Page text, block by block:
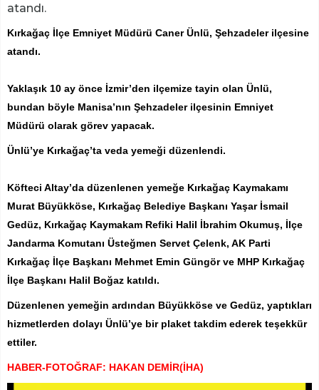
atandı.
Kırkağaç İlçe Emniyet Müdürü Caner Ünlü, Şehzadeler ilçesine
atandı.
Yaklaşık 10 ay önce İzmir’den ilçemize tayin olan Ünlü,
bundan böyle Manisa’nın Şehzadeler ilçesinin Emniyet
Müdürü olarak görev yapacak.
Ünlü’ye Kırkağaç’ta veda yemeği düzenlendi.
Köfteci Altay’da düzenlenen yemeğe Kırkağaç Kaymakamı
Murat Büyükköse, Kırkağaç Belediye Başkanı Yaşar İsmail
Gedüz, Kırkağaç Kaymakam Refiki Halil İbrahim Okumuş, İlçe
Jandarma Komutanı Üsteğmen Servet Çelenk, AK Parti
Kırkağaç İlçe Başkanı Mehmet Emin Güngör ve MHP Kırkağaç
İlçe Başkanı Halil Boğaz katıldı.
Düzenlenen yemeğin ardından Büyükköse ve Gedüz, yaptıkları
hizmetlerden dolayı Ünlü’ye bir plaket takdim ederek teşekkür
ettiler.
HABER-FOTOĞRAF: HAKAN DEMİR(İHA)